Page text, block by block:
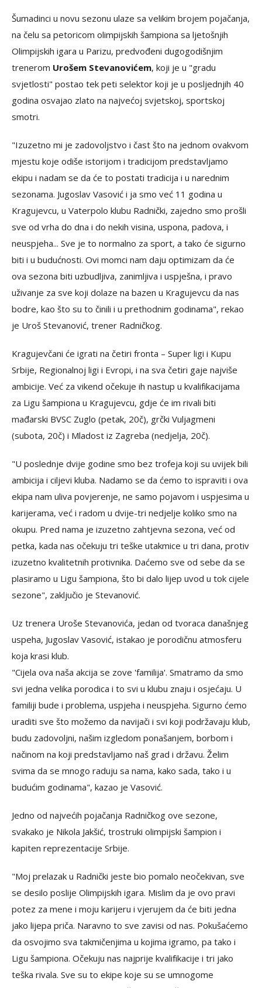
Šumadinci u novu sezonu ulaze sa velikim brojem pojačanja,
na čelu sa petoricom olimpijskih šampiona sa ljetošnjih
Olimpijskih igara u Parizu, predvođeni dugogodišnjim
trenerom Urošem Stevanovićem, koji je u "gradu
svjetlosti" postao tek peti selektor koji je u posljednjih 40
godina osvajao zlato na najvećoj svjetskoj, sportskoj
smotri.
"Izuzetno mi je zadovoljstvo i čast što na jednom ovakvom
mjestu koje odiše istorijom i tradicijom predstavljamo
ekipu i nadam se da će to postati tradicija i u narednim
sezonama. Jugoslav Vasović i ja smo već 11 godina u
Kragujevcu, u Vaterpolo klubu Radnički, zajedno smo prošli
sve od vrha do dna i do nekih visina, uspona, padova, i
neuspjeha... Sve je to normalno za sport, a tako će sigurno
biti i u budućnosti. Ovi momci nam daju optimizam da će
ova sezona biti uzbudljiva, zanimljiva i uspješna, i pravo
uživanje za sve koji dolaze na bazen u Kragujevcu da nas
bodre, kao što su to činili i u prethodnim godinama", rekao
je Uroš Stevanović, trener Radničkog.
Kragujevčani će igrati na četiri fronta – Super ligi i Kupu
Srbije, Regionalnoj ligi i Evropi, i na sva četiri gaje najviše
ambicije. Već za vikend očekuje ih nastup u kvalifikacijama
za Ligu šampiona u Kragujevcu, gdje će im rivali biti
mađarski BVSC Zuglo (petak, 20č), grčki Vuljagmeni
(subota, 20č) i Mladost iz Zagreba (nedjelja, 20č).
"U poslednje dvije godine smo bez trofeja koji su uvijek bili
ambicija i ciljevi kluba. Nadamo se da ćemo to ispraviti i ova
ekipa nam uliva povjerenje, ne samo pojavom i uspjesima u
karijerama, već i radom u dvije-tri nedjelje koliko smo na
okupu. Pred nama je izuzetno zahtjevna sezona, već od
petka, kada nas očekuju tri teške utakmice u tri dana, protiv
izuzetno kvalitetnih protivnika. Daćemo sve od sebe da se
plasiramo u Ligu šampiona, što bi dalo lijep uvod u tok cijele
sezone", zaključio je Stevanović.
Uz trenera Uroše Stevanovića, jedan od tvoraca današnjeg
uspeha, Jugoslav Vasović, istakao je porodičnu atmosferu
koja krasi klub.
"Cijela ova naša akcija se zove 'familija'. Smatramo da smo
svi jedna velika porodica i to svi u klubu znaju i osjećaju. U
familiji bude i problema, uspjeha i neuspjeha. Sigurno ćemo
uraditi sve što možemo da navijači i svi koji podržavaju klub,
budu zadovoljni, našim izgledom ponašanjem, borbom i
načinom na koji predstavljamo naš grad i državu. Želim
svima da se mnogo raduju sa nama, kako sada, tako i u
budućim godinama", kazao je Vasović.
Jedno od najvećih pojačanja Radničkog ove sezone,
svakako je Nikola Jakšić, trostruki olimpijski šampion i
kapiten reprezentacije Srbije.
"Moj prelazak u Radnički jeste bio pomalo neočekivan, sve
se desilo poslije Olimpijskih igara. Mislim da je ovo pravi
potez za mene i moju karijeru i vjerujem da će biti jedna
jako lijepa priča. Naravno to sve zavisi od nas. Pokušaćemo
da osvojimo sva takmičenjima u kojima igramo, pa tako i
Ligu šampiona. Očekuju nas najprije kvalifikacije i tri jako
teška rivala. Sve su to ekipe koje su se umnogome